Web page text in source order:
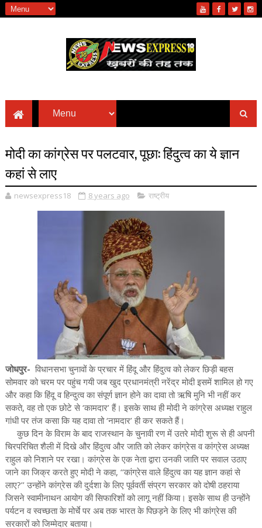
मोदी का कांग्रेस पर पलटवार, पूछा: हिंदुत्व का ये ज्ञान
कहां से लाए
newsexpress18 8 years ago राष्ट्रीय
जोधपुर- विधानसभा चुनावों के प्रचार में हिंदू और हिंदुत्व को लेकर छिड़ी बहस
सोमवार को चरम पर पहुंच गयी जब खुद प्रधानमंत्री नरेंद्र मोदी इसमें शामिल हो गए
और कहा कि हिंदू व हिन्दुत्व का संपूर्ण ज्ञान होने का दावा तो ऋषि मुनि भी नहीं कर
सकते, वह तो एक छोटे से ‘कामदार’ हैं। इसके साथ ही मोदी ने कांग्रेस अध्यक्ष राहुल
गांधी पर तंज कसा कि यह दावा तो ‘नामदार’ ही कर सकते हैं।
कुछ दिन के विराम के बाद राजस्थान के चुनावी रण में उतरे मोदी शुरू से ही अपनी
चिरपरिचित शैली में दिखे और हिंदुत्व और जाति को लेकर कांग्रेस व कांग्रेस अध्यक्ष
राहुल को निशाने पर रखा। कांग्रेस के एक नेता द्वारा उनकी जाति पर सवाल उठाए
जाने का जिक्र करते हुए मोदी ने कहा, ‘‘कांग्रेस वाले हिंदुत्व का यह ज्ञान कहां से
लाए?’’ उन्होंने कांग्रेस की दुर्दशा के लिए पूर्ववर्ती संप्रग सरकार को दोषी ठहराया
जिसने स्वामीनाथन आयोग की सिफारिशों को लागू नहीं किया। इसके साथ ही उन्होंने
पर्यटन व स्वच्छता के मोर्चे पर अब तक भारत के पिछड़ने के लिए भी कांग्रेस की
सरकारों को जिम्मेदार बताया।